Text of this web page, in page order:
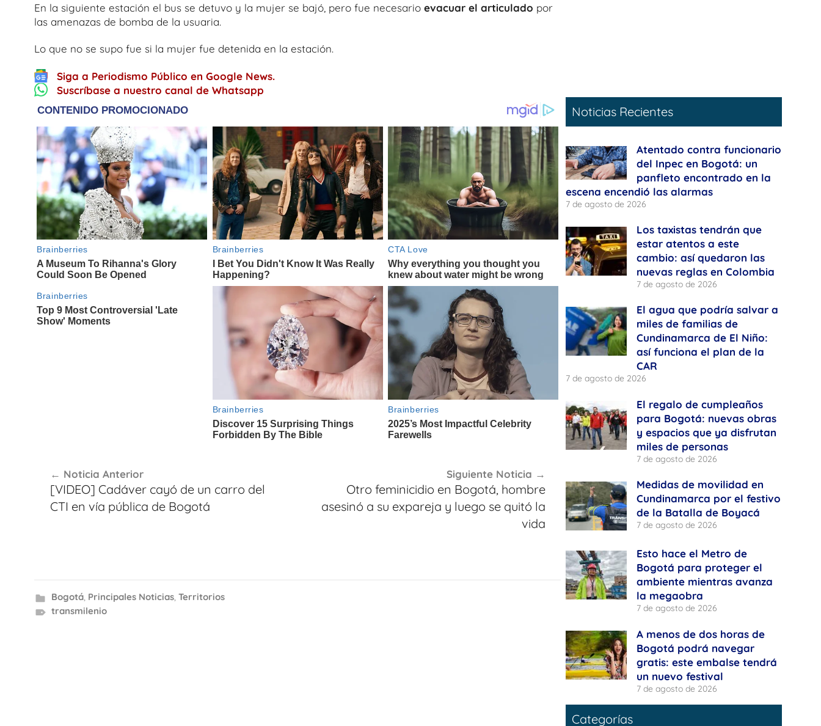
En la siguiente estación el bus se detuvo y la mujer se bajó, pero fue necesario evacuar el articulado por
las amenazas de bomba de la usuaria.
Lo que no se supo fue si la mujer fue detenida en la estación.
Siga a Periodismo Público en Google News.
Suscríbase a nuestro canal de Whatsapp
de
entradas
Noticia Anterior
[VIDEO] Cadáver cayó de un carro del
CTI en vía pública de Bogotá
Siguiente Noticia
Otro feminicidio en Bogotá, hombre
asesinó a su expareja y luego se quitó la
vida
Bogotá, Principales Noticias, Territorios
transmilenio
Noticias Recientes
Atentado contra funcionario
del Inpec en Bogotá: un
panfleto encontrado en la
escena encendió las alarmas
7 de agosto de 2026
Los taxistas tendrán que
estar atentos a este
cambio: así quedaron las
nuevas reglas en Colombia
7 de agosto de 2026
El agua que podría salvar a
miles de familias de
Cundinamarca de El Niño:
así funciona el plan de la
CAR
7 de agosto de 2026
El regalo de cumpleaños
para Bogotá: nuevas obras
y espacios que ya disfrutan
miles de personas
7 de agosto de 2026
Medidas de movilidad en
Cundinamarca por el festivo
de la Batalla de Boyacá
7 de agosto de 2026
Esto hace el Metro de
Bogotá para proteger el
ambiente mientras avanza
la megaobra
7 de agosto de 2026
A menos de dos horas de
Bogotá podrá navegar
gratis: este embalse tendrá
un nuevo festival
7 de agosto de 2026
Categorías